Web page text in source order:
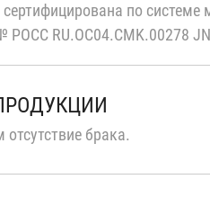
по системе
РОСС RU.OC04.CMK.00278
брака.